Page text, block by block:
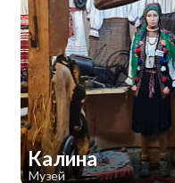
Калина
Музей